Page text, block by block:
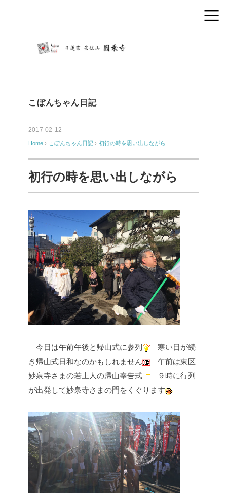
こぼんちゃん日記
2017-02-12
Home › こぼんちゃん日記 › 初行の時を思い出しながら
初行の時を思い出しながら
今日は午前午後と帰山式に参列
寒い日が続
き帰山式日和なのかもしれません
午前は東区
妙泉寺さまの若上人の帰山奉告式
９時に行列
が出発して妙泉寺さまの門をくぐります